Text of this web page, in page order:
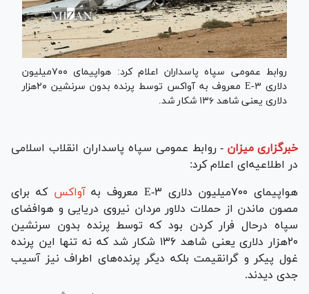
روابط عمومی سپاه پاسداران اعلام کرد: هواپیمای ۷۰۰میلیون
دلاری E-۳ معروف به آواکس توسط پرنده بدون سرنشین ۲۰هزار
دلاری یعنی شاهد ۱۳۶ شکار شد.
خبرگزاری میزان - روابط عمومی سپاه پاسداران انقلاب اسلامی
در اطلاعیه‌ای اعلام کرد:
هواپیمای ۷۰۰میلیون دلاری E-۳ معروف به
آواکس که برای
مصون ماندن از حملات دلاور مردان نیروی دریایی و هوافضای
سپاه درحال فرار کردن بود که توسط پرنده بدون سرنشین
۲۰هزار دلاری یعنی شاهد ۱۳۶ شکار شد که نه تنها این پرنده
غول پیکر و گرانقیمت بلکه دیگر پرنده‌های اطراف نیز آسیب
جدی دیدند.